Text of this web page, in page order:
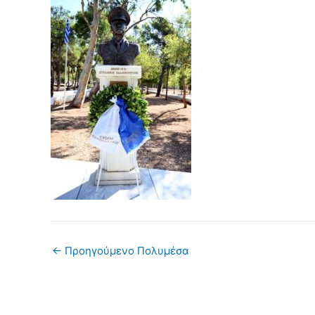
← Προηγούμενο Πολυμέσα